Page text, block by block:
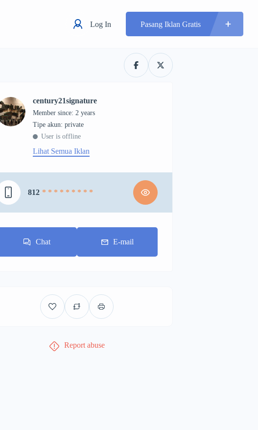
Log In Pasang Iklan Gratis
century21signature
Member since: 2 years
tipe akun: private
User is offline
Lihat Semua Iklan
812 * * * * * * * * *
Chat E-mail
Report abuse